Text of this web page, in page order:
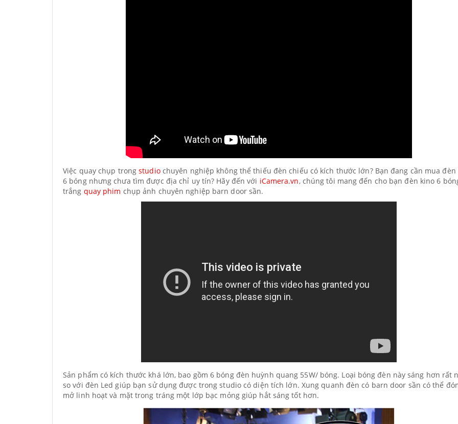
Việc quay chụp trongstudiochuyên nghiệp không thể thiếu đèn chiếu có kích thước lớn? Bạn đang cần mua đèn
6 bóng nhưng chưa tìm được địa chỉ uy tín? Hãy đến với iCamera.vn, chúng tôi mang đến cho bạn đèn kino 6
trắng quay phim chụp ảnh chuyên nghiệp barn door sần.
Sản phẩm có kích thước khá lớn, bao gồm 6 bóng đèn huỳnh quang 55W/ bóng. Loại bóng đèn này sáng hơn rất
so với đèn Led giúp bạn sử dụng được trong studio có diện tích lớn. Xung quanh đèn có barn door sần có thể
mở linh hoạt và mặt trong tráng một lớp bạc mỏng giúp hắt sáng tốt hơn.